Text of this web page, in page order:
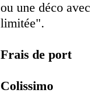
ou une déco
limitée".
Frais de port
Colissimo